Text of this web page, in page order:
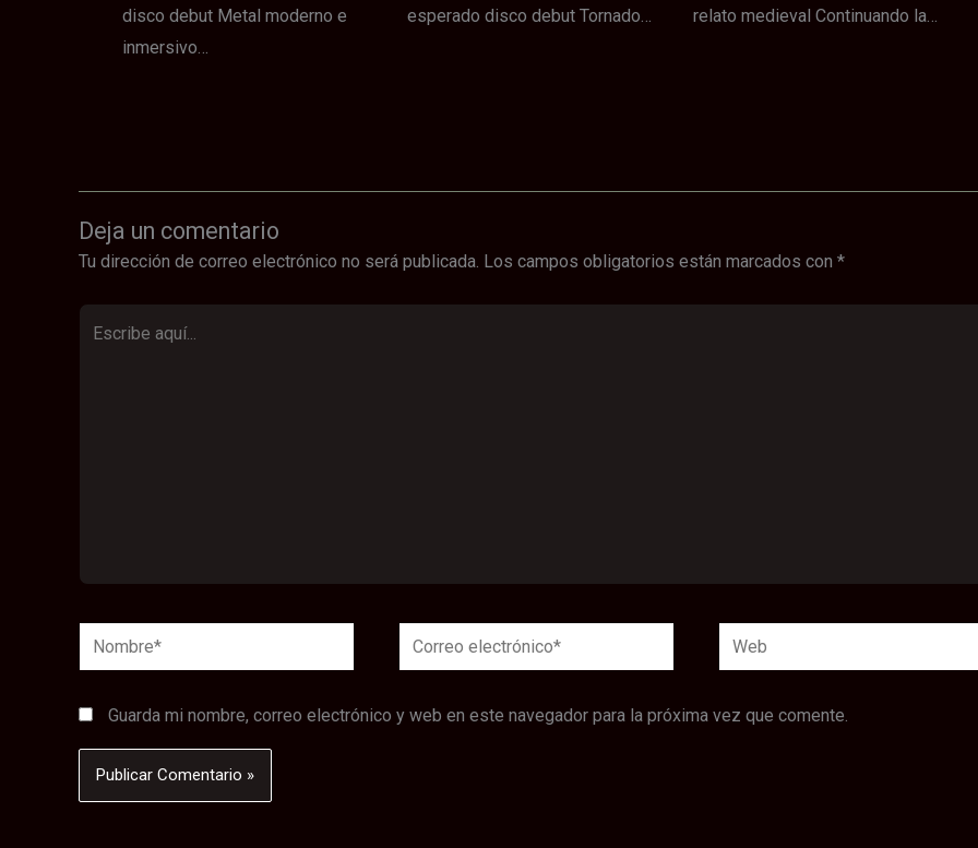
disco debut Metal moderno e
inmersivo…
esperado disco debut Tornado…
relato medieval Continuando la…
Deja un comentario
Tu dirección de correo electrónico no será publicada. Los campos obligatorios están marcados con *
Nombre*
Correo
electrónico*
Web
Guarda mi nombre, correo electrónico y web en este navegador para la próxima vez que comente.